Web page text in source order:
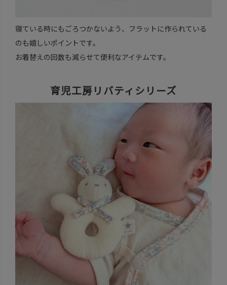
寝ている時にもごろつかないよう、フラットに作られている
のも嬉しいポイントです。
お着替えの回数も減らせて便利なアイテムです。
育児工房リバティシリーズ